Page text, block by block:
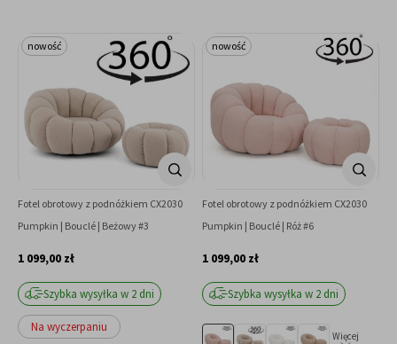
Fotel obrotowy z podnóżkiem CX2030
Pumpkin | Bouclé | Beżowy #3
1 099,00 zł
Szybka wysyłka w 2 dni
Na wyczerpaniu
nowość
Fotel obrotowy z podnóżkiem CX2030
Pumpkin | Bouclé | Róż #6
1 099,00 zł
Szybka wysyłka w 2 dni
nowość
Więcej